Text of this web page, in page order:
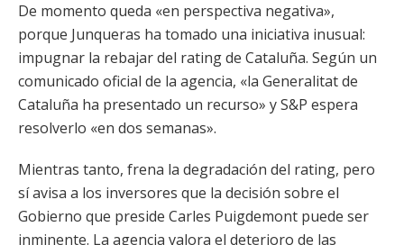
De momento queda «en perspectiva negativa»,
porque Junqueras ha tomado una iniciativa inusual:
impugnar la rebajar del rating de Cataluña. Según un
comunicado oficial de la agencia, «la Generalitat de
Cataluña ha presentado un recurso» y S&P espera
resolverlo «en dos semanas».
Mientras tanto, frena la degradación del rating, pero
sí avisa a los inversores que la decisión sobre el
Gobierno que preside Carles Puigdemont puede ser
inminente. La agencia valora el deterioro de las